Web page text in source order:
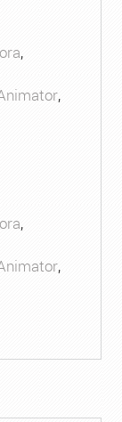
,
,
,
,